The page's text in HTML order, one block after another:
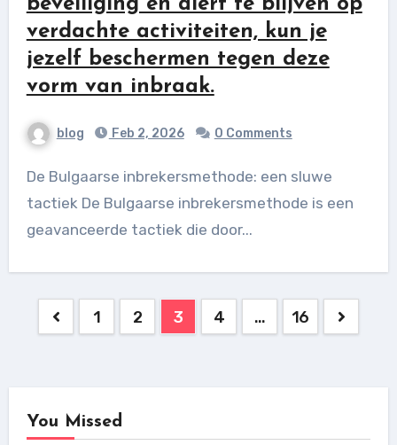
verdachte activiteiten, kun je
jezelf beschermen tegen deze
vorm van inbraak.
blog Feb 2, 2026 0 Comments
De Bulgaarse inbrekersmethode: een sluwe
tactiek De Bulgaarse inbrekersmethode is een
geavanceerde tactiek die door...
Posts
1 2 3 4 … 16
You Missed